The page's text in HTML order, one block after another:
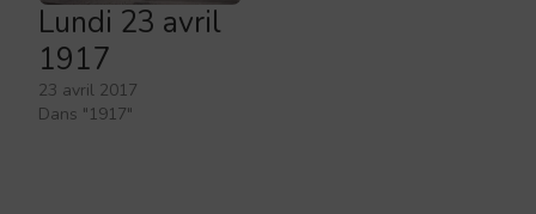
Lundi 23 avril
1917
23 avril 2017
Dans "1917"